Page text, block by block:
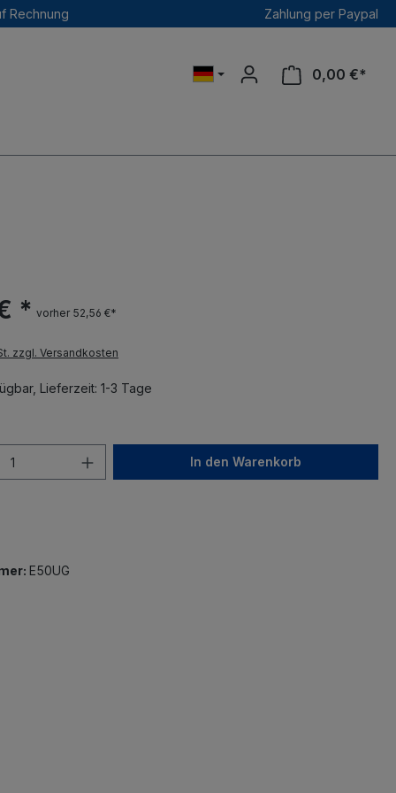
Rechnung Zahlung per Paypal
0,00 €*
* vorher 52,56 €*
zzgl. Versandkosten
Lieferzeit: 1-3 Tage
In den Warenkorb
E50UG